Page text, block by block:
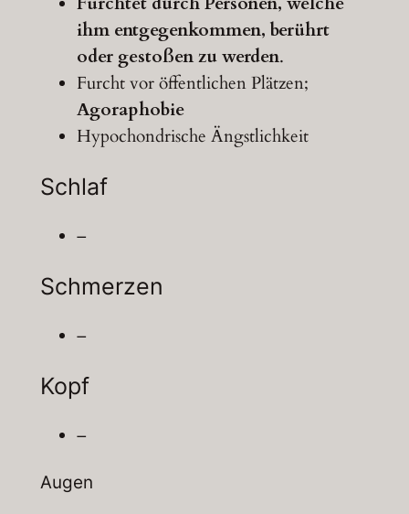
ihm entgegenkommen, berührt
oder gestoßen zu werden.
Furcht vor öffentlichen Plätzen;
Agoraphobie
Hypochondrische Ängstlichkeit
Schlaf
–
Schmerzen
–
Kopf
–
Augen